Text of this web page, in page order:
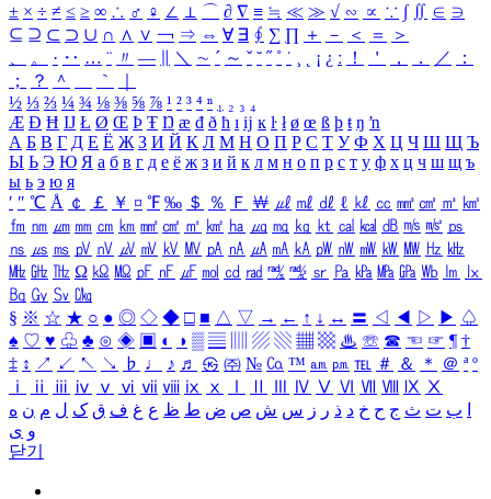
± × ÷ ≠ ≤ ≥ ∞ ∴ ♂ ♀ ∠ ⊥ ⌒ ∂ ∇ ≡ ≒ ≪ ≫ √ ∽ ∝ ∵ ∫ ∬ ∈ ∋
⊆ ⊇ ⊂ ⊃ ∪ ∩ ∧ ∨ ￢ ⇒ ⇔ ∀ ∃ ∮ ∑ ∏ ＋ － ＜ ＝
＞
、
。 · ‥ … ¨ 〃 ― ＼ ∼ ´ ～ ˇ ˘ ˝ ˚ ˙ ¸ ¡ ¿ ː ！ ＇ ， ． ／
：
；
？ ＾ ｀
½ ⅓ ⅔ ¼ ¾ ⅛ ⅜ ⅝ ⅞ ¹ ² ³ ⁴ ⁿ ₁ ₂ ₃ ₄
Æ Ð Ħ Ĳ Ł Ø Œ Þ Ŧ Ŋ æ đ ð ħ ı ĳ ĸ ŀ ł ø œ ß þ ŧ ŋ ŉ
А Б В Г Д Е Ё Ж З И Й К Л М Н О П Р С Т У Ф Х Ц Ч Ш Щ Ъ
Ы Ь Э Ю Я а б в г д е ё ж з и й к л м н о п р с т у ф х ц ч ш щ ъ
ы ь э ю я
′ ″ ℃ Å ￠ ￡ ￥ ¤ ℉ ‰ ＄ ％ Ｆ ￦ ㎕ ㎖ ㎗ ℓ ㎘ ㏄ ㎣ ㎤ ㎥ ㎦
㎙ ㎚ ㎛ ㎜ ㎝ ㎞ ㎟ ㎠ ㎡ ㎢ ㏊ ㎍ ㎎ ㎏ ㏏ ㎈ ㎉ ㏈ ㎧ ㎨ ㎰
㎱ ㎲ ㎳ ㎴ ㎵ ㎶ ㎷ ㎸ ㎹ ㎀ ㎁ ㎂ ㎃ ㎄ ㎺ ㎻ ㎽ ㎾ ㎿ ㎐ ㎑
㎒ ㎓ ㎔ Ω ㏀ ㏁ ㎊ ㎋ ㎌ ㏖ ㏅ ㎭ ㎮ ㎯ ㏛ ㎩ ㎪ ㎫ ㎬ ㏝ ㏐
㏓
㏃ ㏉ ㏜ ㏆
§ ※ ☆ ★ ○ ● ◎ ◇ ◆ □ ■ △ ▽ → ← ↑ ↓ ↔ 〓 ◁ ◀ ▷ ▶ ♤
♠ ♡ ♥ ♧ ♣ ⊙ ◈ ▣ ◐ ◑ ▒ ▤ ▨ ▧ ▦ ▩ ♨ ☏ ☎ ☜ ☞ ¶ †
‡ ↕ ↗ ↙ ↖ ↘ ♭ ♩ ♪ ♬ ㉿ ㈜ № ㏇ ™ ㏂ ㏘ ℡ ＃ ＆ ＊ ＠ ª º
ⅰ
ⅱ ⅲ ⅳ ⅴ ⅵ ⅶ ⅷ ⅸ ⅹ Ⅳ Ⅴ Ⅵ Ⅶ Ⅷ Ⅸ Ⅹ
ب ت ث ج ح خ د ذ ر ز س ش ص ض ط ظ ع غ ف ق ک ل م ن ه
و ی
닫기